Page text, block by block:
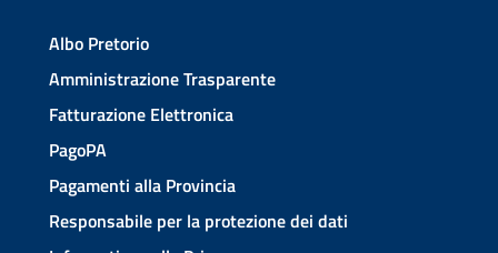
Albo Pretorio
Amministrazione Trasparente
Fatturazione Elettronica
PagoPA
Pagamenti alla Provincia
Responsabile per la protezione dei dati